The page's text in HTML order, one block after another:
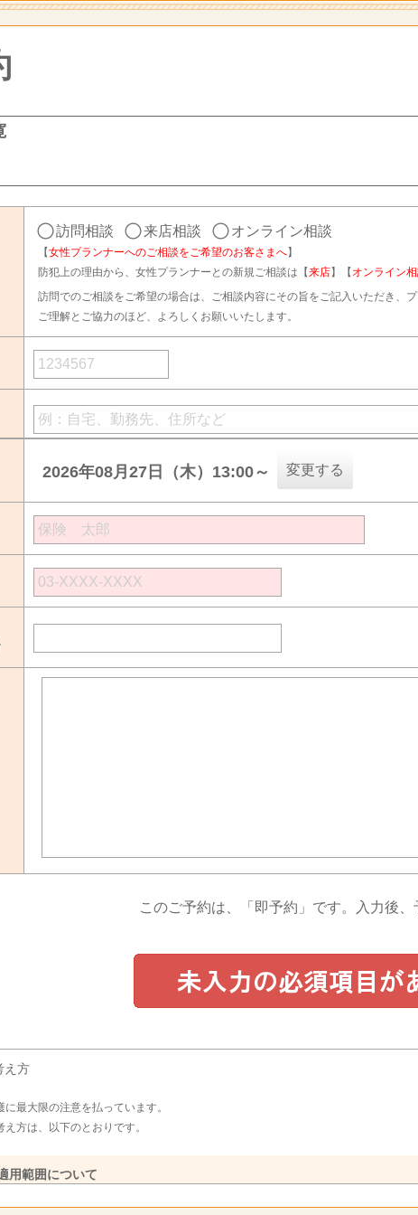
訪問相談 来店相談 オンライン相談
【女性プランナーへのご相談をご希望のお客さまへ】
防犯上の理由から、女性プランナーとの新規ご相談は【来店】【 オンライン
訪問でのご相談をご希望の場合は、ご相談内容にその旨をご記入いただき、
ご理解とご協力のほど、よろしくお願いいたします。
2026年08月27日（木）13:00～ 変更する
このご予約は、「即予約」です。 入力後、
え方
最大限の注意を払っています。
方は、以下のとおりです。
用範囲について